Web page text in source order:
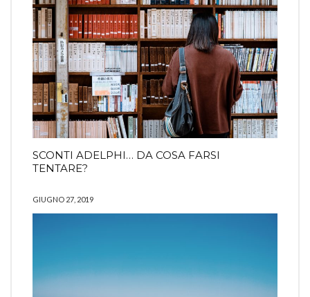
SCONTI ADELPHI… DA COSA FARSI
TENTARE?
GIUGNO 27, 2019